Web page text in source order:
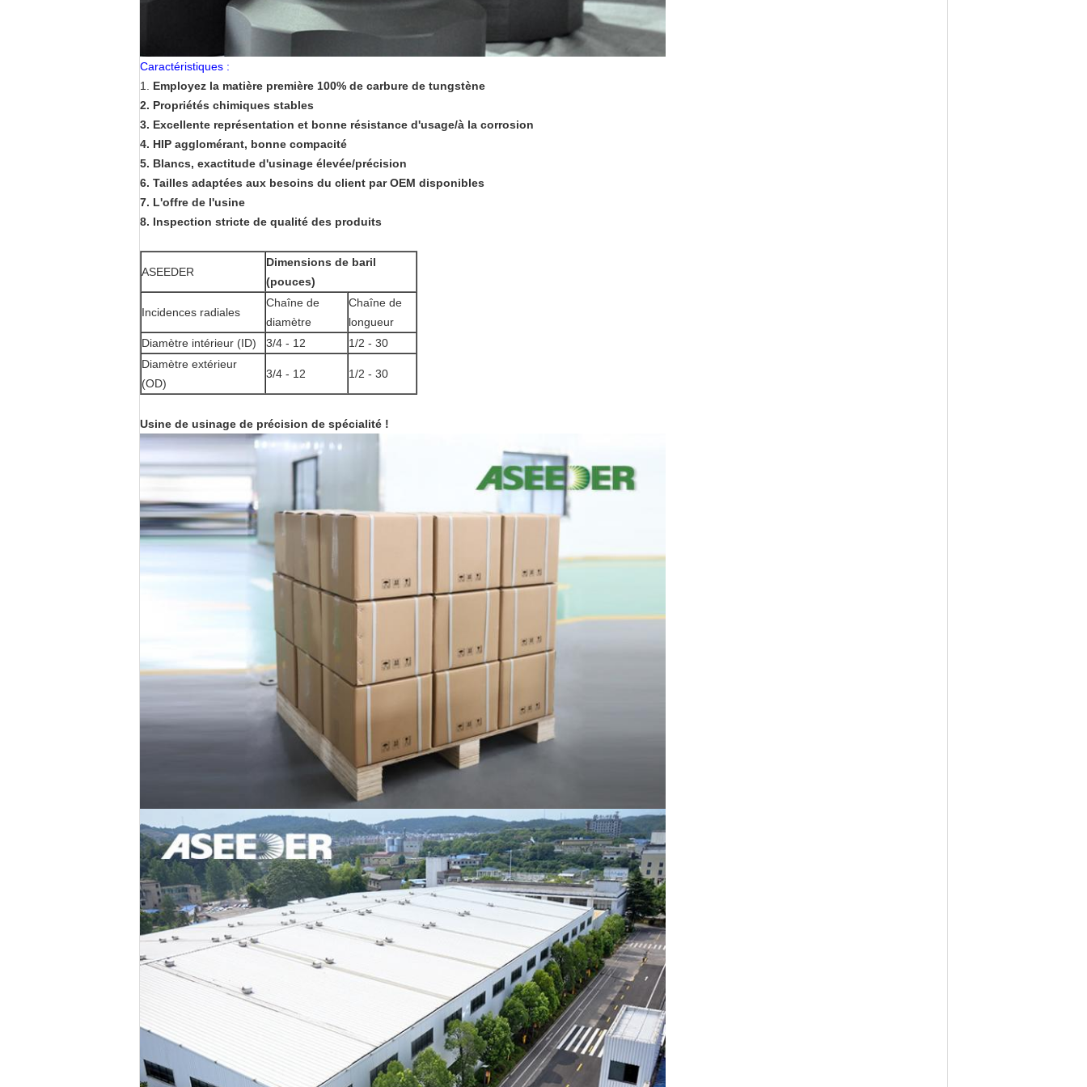
Caractéristiques :
1. Employez la matière première 100% de carbure de tungstène
2. Propriétés chimiques stables
3. Excellente représentation et bonne résistance d'usage/à la corrosion
4. HIP agglomérant, bonne compacité
5. Blancs, exactitude d'usinage élevée/précision
6. Tailles adaptées aux besoins du client par OEM disponibles
7. L'offre de l'usine
8. Inspection stricte de qualité des produits
ASEEDER
Dimensions de baril
(pouces)
Incidences radiales
Chaîne de
diamètre
Chaîne de
longueur
Diamètre intérieur (ID)
3/4 - 12 1/2 - 30
Diamètre extérieur
(OD)
3/4 - 12 1/2 - 30
Usine de usinage de précision de spécialité !